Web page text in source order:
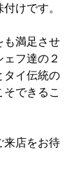
けです。
も満足させ
フ達の２
タイ伝統の
できるこ
来店をお待